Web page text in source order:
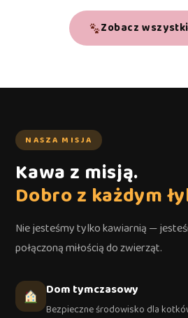
Zobacz
NASZA MISJA
Kawa z misją.
Dobro z każdym
Nie jesteśmy tylko kawiarnią —
połączoną miłością do zwierząt.
Dom tymczasowy
Bezpieczne środowisko dla